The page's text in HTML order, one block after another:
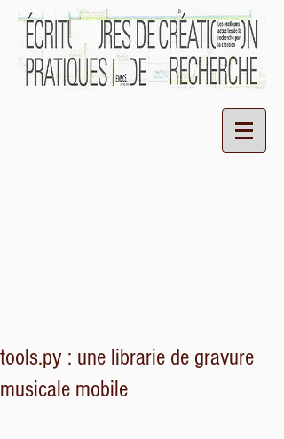
tools.py : une librarie de gravure
musicale mobile